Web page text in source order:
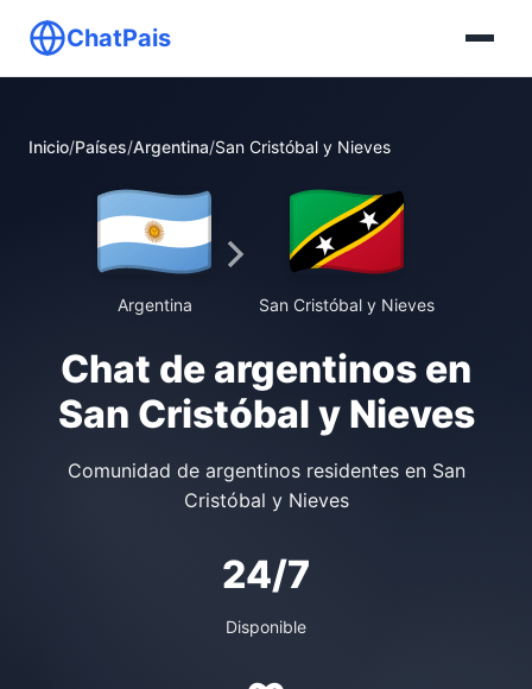
ChatPais
Inicio/Países/Argentina/San Cristóbal y Nieves
Argentina San Cristóbal y Nieves
Chat de argentinos en
San Cristóbal y Nieves
Comunidad de argentinos residentes en San
Cristóbal y Nieves
24/7
Disponible